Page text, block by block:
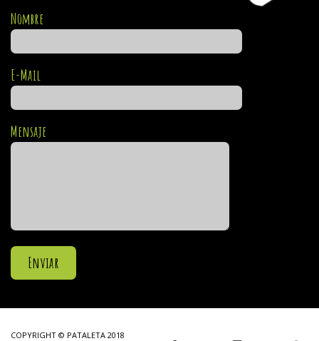
Nombre
E-Mail
Mensaje
COPYRIGHT © PATALETA 2018